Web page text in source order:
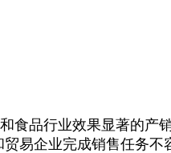
食品行业效果显著的产
易企业完成销售任务不